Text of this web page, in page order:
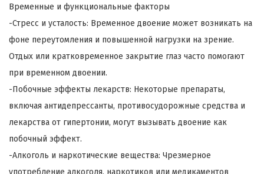
Временные и функциональные факторы
-Стресс и усталость: Временное двоение может возникать на
фоне переутомления и повышенной нагрузки на зрение.
Отдых или кратковременное закрытие глаз часто помогают
при временном двоении.
-Побочные эффекты лекарств: Некоторые препараты,
включая антидепрессанты, противосудорожные средства и
лекарства от гипертонии, могут вызывать двоение как
побочный эффект.
-Алкоголь и наркотические вещества: Чрезмерное
употребление алкоголя, наркотиков или медикаментов